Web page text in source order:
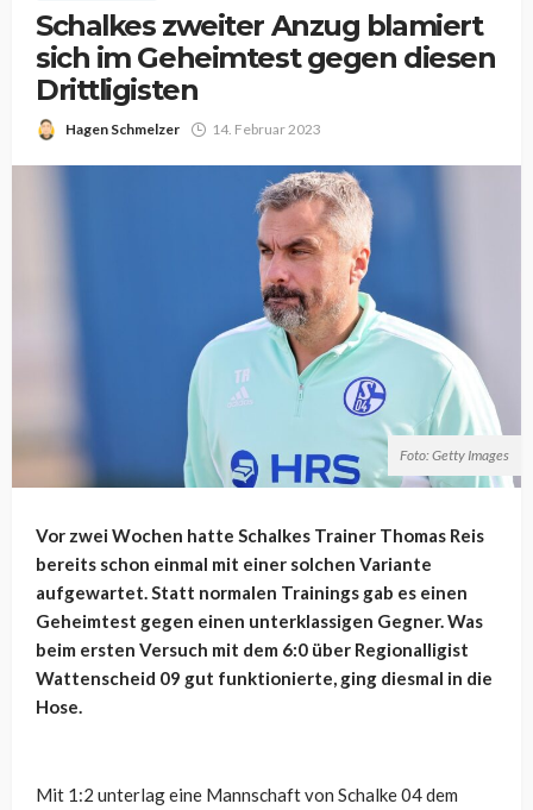
Schalkes zweiter Anzug blamiert
sich im Geheimtest gegen diesen
Drittligisten
Hagen Schmelzer 14. Februar 2023
Foto: Getty Images
Vor zwei Wochen hatte Schalkes Trainer Thomas Reis
bereits schon einmal mit einer solchen Variante
aufgewartet. Statt normalen Trainings gab es einen
Geheimtest gegen einen unterklassigen Gegner. Was
beim ersten Versuch mit dem 6:0 über Regionalligist
Wattenscheid 09 gut funktionierte, ging diesmal in die
Hose.
Mit 1:2 unterlag eine Mannschaft von Schalke 04 dem